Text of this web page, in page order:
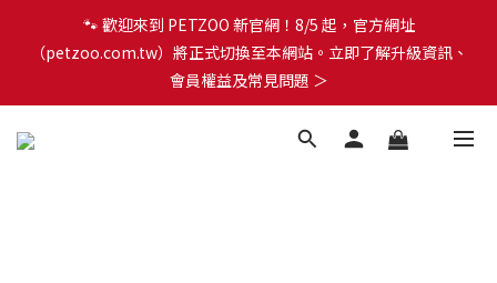
🐾 歡迎來到 PETZOO 新官網！8/5 起，官方網址
（petzoo.com.tw）將正式切換至本網站。立即了解升級資訊、
會員權益及常見問題 ＞
🐾 歡迎來到 PETZOO 新官網！8/5 起，官方網址
（petzoo.com.tw）將正式切換至本網站。立即了解升級資訊、
會員權益及常見問題 ＞
✨【新朋友見面禮】現在註冊即領 $100 購物金！全館滿 $1,500 享